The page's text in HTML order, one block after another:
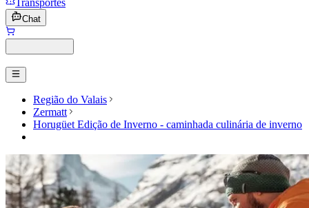
Chat
Região do Valais
Zermatt
Horugüet Edição de Inverno - caminhada culinária de inverno